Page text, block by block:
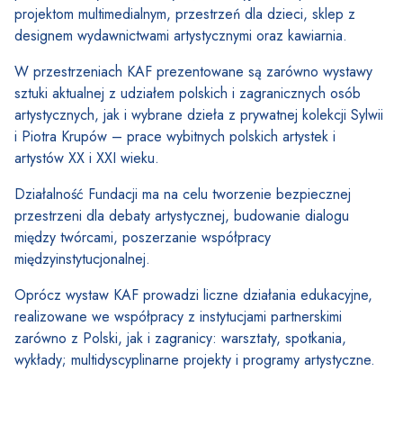
projektom multimedialnym, przestrzeń dla dzieci, sklep z
designem wydawnictwami artystycznymi oraz kawiarnia.
W przestrzeniach KAF prezentowane są zarówno wystawy
sztuki aktualnej z udziałem polskich i zagranicznych osób
artystycznych, jak i wybrane dzieła z prywatnej kolekcji Sylwii
i Piotra Krupów – prace wybitnych polskich artystek i
artystów XX i XXI wieku.
Działalność Fundacji ma na celu tworzenie bezpiecznej
przestrzeni dla debaty artystycznej, budowanie dialogu
między twórcami, poszerzanie współpracy
międzyinstytucjonalnej.
Oprócz wystaw KAF prowadzi liczne działania edukacyjne,
realizowane we współpracy z instytucjami partnerskimi
zarówno z Polski, jak i zagranicy: warsztaty, spotkania,
wykłady; multidyscyplinarne projekty i programy artystyczne.